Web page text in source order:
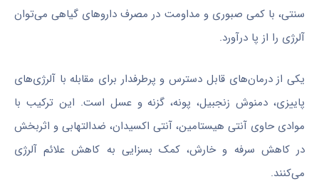
سنتی، با کمی صبوری و مداومت در مصرف داروهای گیاهی می‌توان
آلرژی را از پا درآورد.
یکی از درمان‌های قابل دسترس و پرطرفدار برای مقابله با آلرژی‌های
پاییزی، دمنوش زنجبیل، پونه، گزنه و عسل است. این ترکیب با
موادی حاوی آنتی هیستامین، آنتی اکسیدان، ضدالتهابی و اثربخش
در کاهش سرفه و خارش، کمک بسزایی به کاهش علائم آلرژی
می‌کنند.